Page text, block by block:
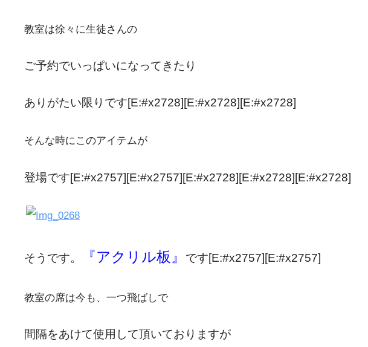
教室は徐々に生徒さんの
ご予約でいっぱいになってきたり
ありがたい限りです[E:#x2728][E:#x2728][E:#x2728]
そんな時にこのアイテムが
登場です[E:#x2757][E:#x2757][E:#x2728][E:#x2728][E:#x2728]
そうです。 『アクリル板』 です[E:#x2757][E:#x2757]
教室の席は今も、一つ飛ばしで
間隔をあけて使用して頂いておりますが